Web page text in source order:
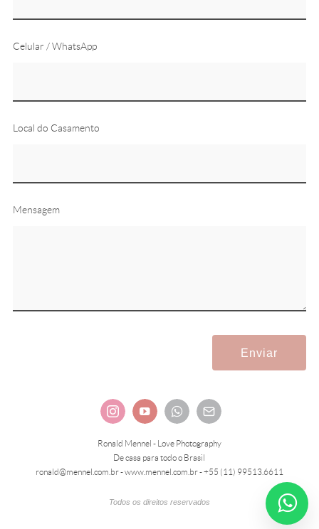
Celular / WhatsApp
Local do Casamento
Mensagem
Enviar
Ronald Mennel - Love Photography
De casa para todo o Brasil
ronald@mennel.com.br - www.mennel.com.br - +55 (11) 99513.6611
Todos os direitos reservados